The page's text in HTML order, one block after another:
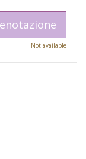
Not available